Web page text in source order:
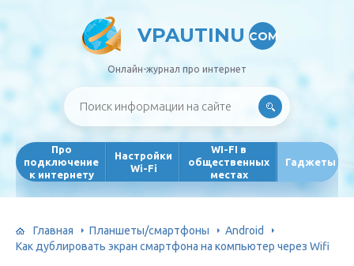
VPAUTINU COM
Онлайн-журнал про интернет
Про
подключение
к интернету
Настройки
Wi-Fi
WI-FI в
общественных
местах
Гаджеты
Главная Планшеты/смартфоны
Android
Как дублировать экран смартфона на компьютер через Wifi